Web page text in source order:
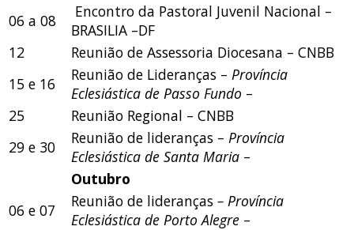
06 a 08
Encontro da Pastoral Juvenil Nacional –
BRASILIA –DF
12
Reunião de Assessoria Diocesana – CNBB
15 e 16
Reunião de Lideranças – Província
Eclesiástica de Passo Fundo –
25
Reunião Regional – CNBB
29 e 30
Reunião de lideranças – Província
Eclesiástica de Santa Maria –
Outubro
06 e 07
Reunião de lideranças – Província
Eclesiástica de Porto Alegre –